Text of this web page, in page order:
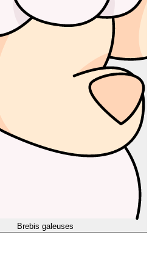
Brebis galeuses